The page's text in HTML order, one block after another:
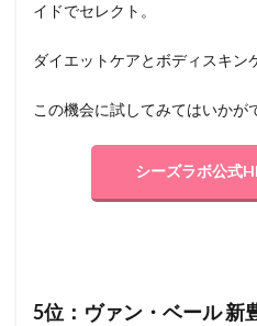
イドでセレクト。
ダイエットケアとボディスキン
この機会に試してみてはいかが
シーズラボ公式
5位：ヴァン・ベール 新